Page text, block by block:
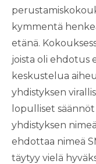
kymmentä
etänä.
joista oli ehdotus
keskustelua
yhdistyksen
lopulliset
yhdistyksen
ehdottaa nimeä
täytyy vielä